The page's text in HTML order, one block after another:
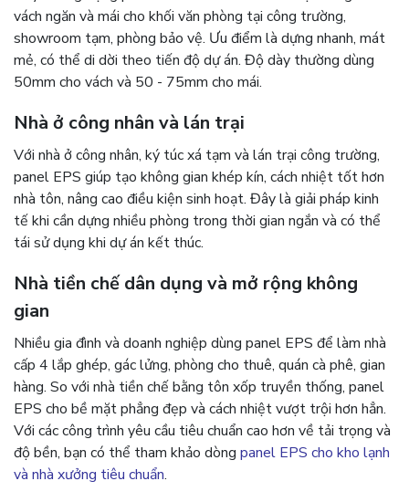
vách ngăn và mái cho khối văn phòng tại công trường,
showroom tạm, phòng bảo vệ. Ưu điểm là dựng nhanh, mát
mẻ, có thể di dời theo tiến độ dự án. Độ dày thường dùng
50mm cho vách và 50 - 75mm cho mái.
Nhà ở công nhân và lán trại
Với nhà ở công nhân, ký túc xá tạm và lán trại công trường,
panel EPS giúp tạo không gian khép kín, cách nhiệt tốt hơn
nhà tôn, nâng cao điều kiện sinh hoạt. Đây là giải pháp kinh
tế khi cần dựng nhiều phòng trong thời gian ngắn và có thể
tái sử dụng khi dự án kết thúc.
Nhà tiền chế dân dụng và mở rộng không
gian
Nhiều gia đình và doanh nghiệp dùng panel EPS để làm nhà
cấp 4 lắp ghép, gác lửng, phòng cho thuê, quán cà phê, gian
hàng. So với nhà tiền chế bằng tôn xốp truyền thống, panel
EPS cho bề mặt phẳng đẹp và cách nhiệt vượt trội hơn hẳn.
Với các công trình yêu cầu tiêu chuẩn cao hơn về tải trọng và
độ bền, bạn có thể tham khảo dòng panel EPS cho kho lạnh
và nhà xưởng tiêu chuẩn.